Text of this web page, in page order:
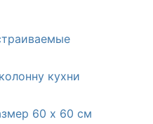
кухни
60 x 60 см